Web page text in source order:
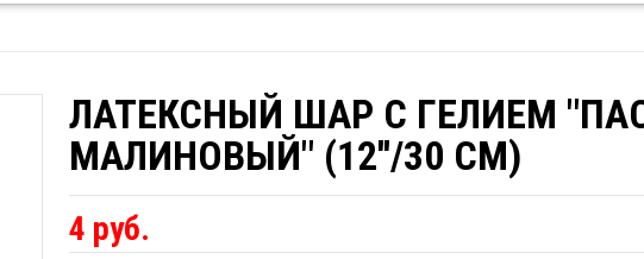
ЛАТЕКСНЫЙ ШАР С ГЕЛИЕМ
МАЛИНОВЫЙ" (12''/30 СМ)
4 руб.